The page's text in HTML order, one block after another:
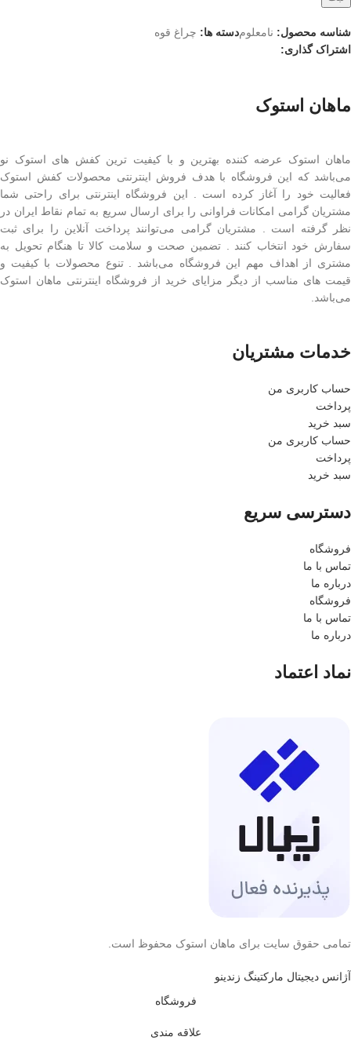
شناسه محصول: نامعلومدسته ها: چراغ قوه
اشتراک گذاری:
ماهان استوک
ماهان استوک عرضه کننده بهترین و با کیفیت ترین کفش های استوک نو
می‌باشد که این فروشگاه با هدف فروش اینترنتی محصولات کفش استوک
فعالیت خود را آغاز کرده است . این فروشگاه اینترنتی برای راحتی شما
مشتریان گرامی امکانات فراوانی را برای ارسال سریع به تمام نقاط ایران در
نظر گرفته است . مشتریان گرامی می‌توانند پرداخت آنلاین را برای ثبت
سفارش خود انتخاب کنند . تضمین صحت و سلامت کالا تا هنگام تحویل به
مشتری از اهداف مهم این فروشگاه می‌باشد . تنوع محصولات با کیفیت و
قیمت های مناسب از دیگر مزایای خرید از فروشگاه اینترنتی ماهان استوک
می‌باشد.
خدمات مشتریان
حساب کاربری من
پرداخت
سبد خرید
حساب کاربری من
پرداخت
سبد خرید
دسترسی سریع
فروشگاه
تماس با ما
درباره ما
فروشگاه
تماس با ما
درباره ما
نماد اعتماد
تمامی حقوق سایت برای ماهان استوک محفوظ است.
آژانس دیجیتال مارکتینگ زندینو
فروشگاه
علاقه مندی